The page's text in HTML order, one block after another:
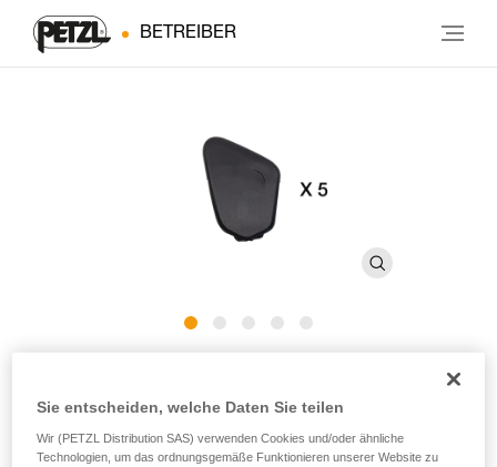
BETREIBER
Ersatzclips für die Helme PANGA und PANGA CUSTOM
(5er-Pack)
Sie entscheiden, welche Daten Sie teilen
Wir (PETZL Distribution SAS) verwenden Cookies und/oder ähnliche
Technologien, um das ordnungsgemäße Funktionieren unserer Website zu